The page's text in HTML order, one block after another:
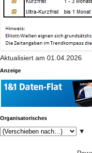
Aktualisiert am 01.04.2026
Anzeige
Organisatorisches
▼